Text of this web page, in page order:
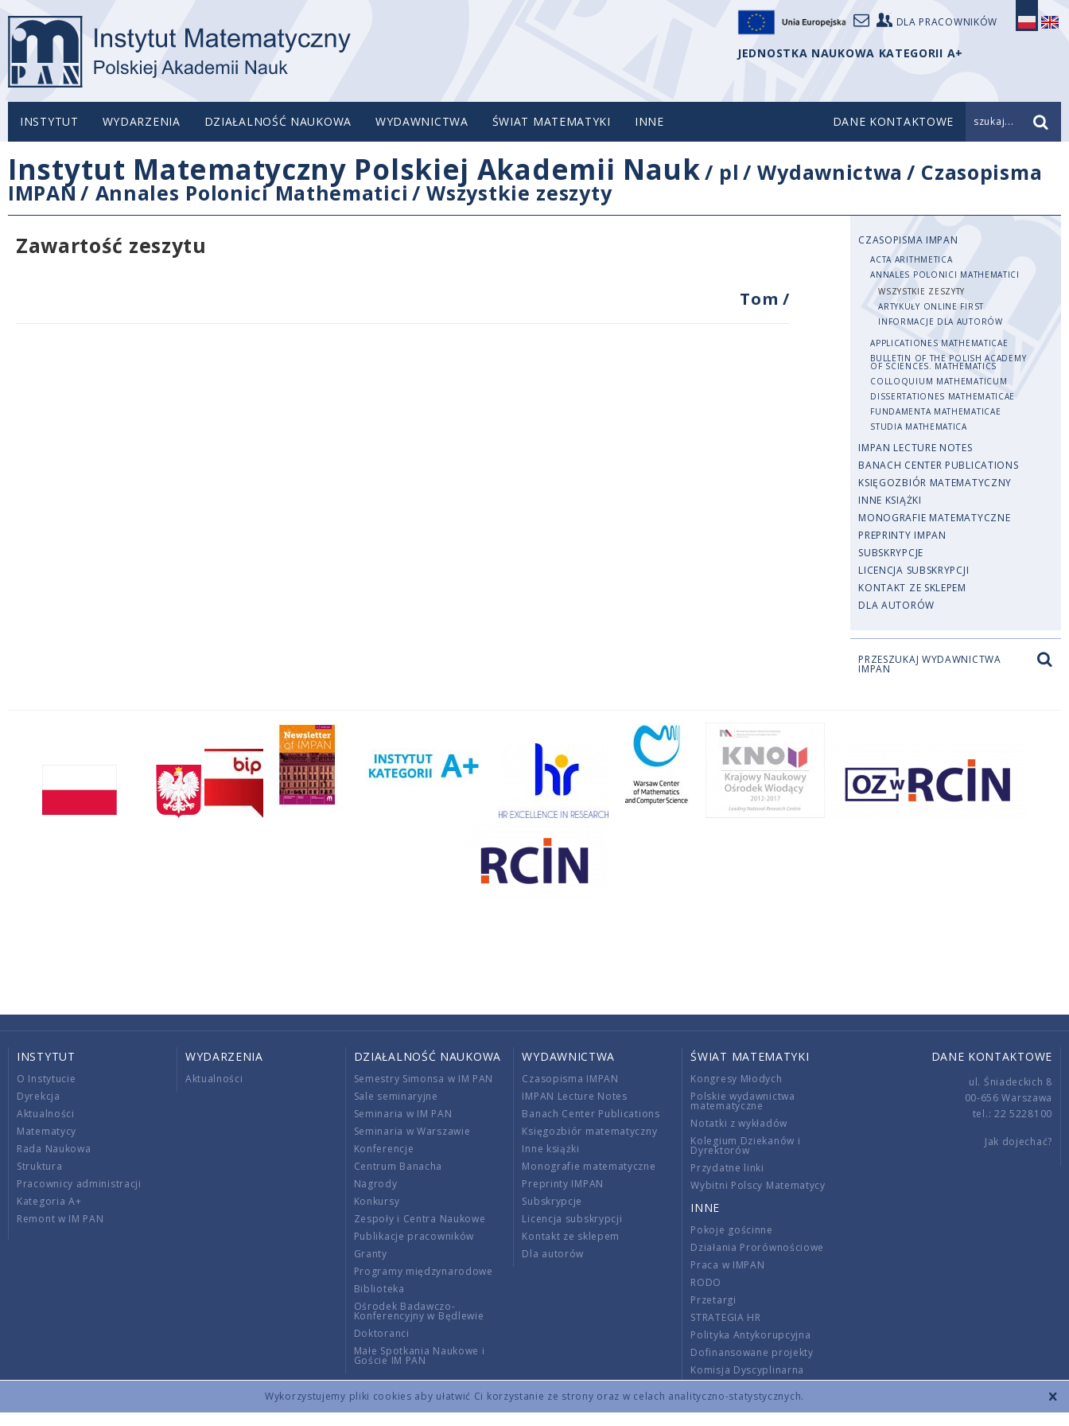
Wykorzystujemy pliki cookies aby ułatwić Ci korzystanie ze strony oraz w celach analityczno-statystycznych.
DLA PRACOWNIKÓW
JEDNOSTKA NAUKOWA KATEGORII A+
INSTYTUT WYDARZENIA DZIAŁALNOŚĆ NAUKOWA WYDAWNICTWA ŚWIAT MATEMATYKI INNE DANE KONTAKTOWE szukaj...
Instytut Matematyczny Polskiej Akademii Nauk/ pl /Wydawnictwa / Czasopisma
IMPAN / Annales Polonici Mathematici /Wszystkie zeszyty
Zawartość zeszytu
Tom/
CZASOPISMA IMPAN
ACTA ARITHMETICA
ANNALES POLONICI MATHEMATICI
WSZYSTKIE ZESZYTY
ARTYKUŁY ONLINE FIRST
INFORMACJE DLA AUTORÓW
APPLICATIONES MATHEMATICAE
BULLETIN OF THE POLISH ACADEMY
OF SCIENCES. MATHEMATICS
COLLOQUIUM MATHEMATICUM
DISSERTATIONES MATHEMATICAE
FUNDAMENTA MATHEMATICAE
STUDIA MATHEMATICA
IMPAN LECTURE NOTES
BANACH CENTER PUBLICATIONS
KSIĘGOZBIÓR MATEMATYCZNY
INNE KSIĄŻKI
MONOGRAFIE MATEMATYCZNE
PREPRINTY IMPAN
SUBSKRYPCJE
LICENCJA SUBSKRYPCJI
KONTAKT ZE SKLEPEM
DLA AUTORÓW
PRZESZUKAJ WYDAWNICTWA
IMPAN
INSTYTUT
O Instytucie
Dyrekcja
Aktualności
Matematycy
Rada Naukowa
Struktura
Pracownicy administracji
Kategoria A+
Remont w IM PAN
WYDARZENIA
Aktualności
DZIAŁALNOŚĆ NAUKOWA
Semestry Simonsa w IM PAN
Sale seminaryjne
Seminaria w IM PAN
Seminaria w Warszawie
Konferencje
Centrum Banacha
Nagrody
Konkursy
Zespoły i Centra Naukowe
Publikacje pracowników
Granty
Programy międzynarodowe
Biblioteka
Ośrodek Badawczo-
Konferencyjny w Będlewie
Doktoranci
Małe Spotkania Naukowe i
Goście IM PAN
WYDAWNICTWA
Czasopisma IMPAN
IMPAN Lecture Notes
Banach Center Publications
Księgozbiór matematyczny
Inne książki
Monografie matematyczne
Preprinty IMPAN
Subskrypcje
Licencja subskrypcji
Kontakt ze sklepem
Dla autorów
ŚWIAT MATEMATYKI
Kongresy Młodych
Polskie wydawnictwa
matematyczne
Notatki z wykładów
Kolegium Dziekanów i
Dyrektorów
Przydatne linki
Wybitni Polscy Matematycy
INNE
Pokoje gościnne
Działania Prorównościowe
Praca w IMPAN
RODO
Przetargi
STRATEGIA HR
Polityka Antykorupcyjna
Dofinansowane projekty
Komisja Dyscyplinarna
Wnoszenie opłat
DANE KONTAKTOWE
ul. Śniadeckich 8
00-656 Warszawa
tel.: 22 5228100
Jak dojechać?